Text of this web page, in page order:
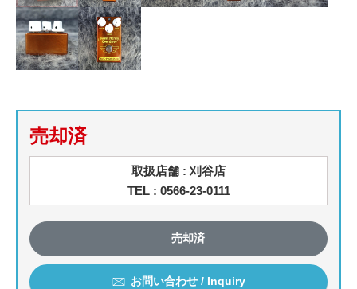
売却済
取扱店舗 : 刈谷店
TEL : 0566-23-0111
売却済
お問い合わせ / Inquiry